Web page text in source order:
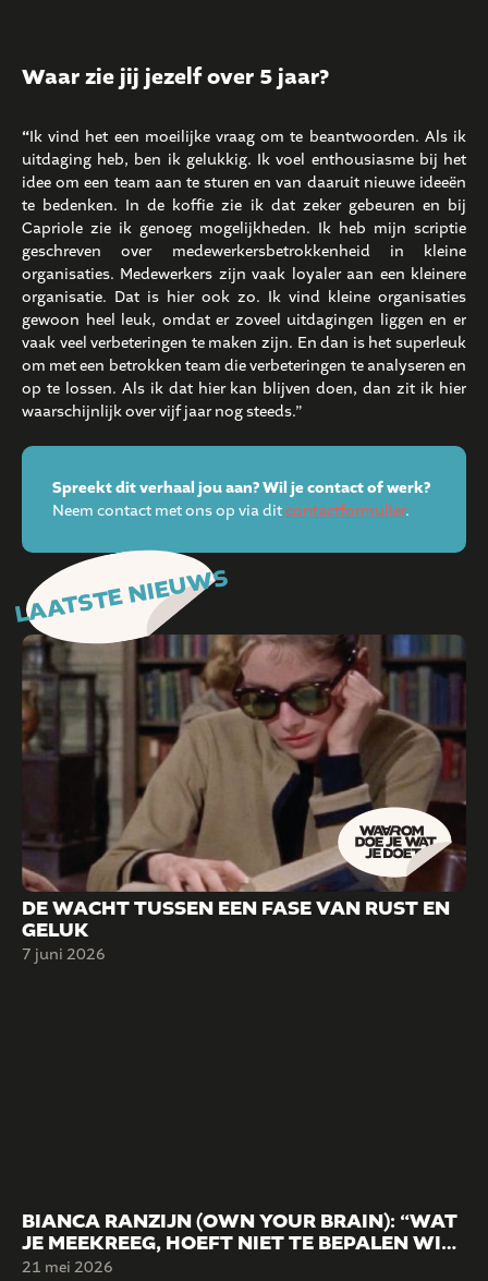
Waar zie jij jezelf over 5 jaar?
“Ik vind het een moeilijke vraag om te beantwoorden. Als ik
uitdaging heb, ben ik gelukkig. Ik voel enthousiasme bij het
idee om een team aan te sturen en van daaruit nieuwe ideeën
te bedenken. In de koffie zie ik dat zeker gebeuren en bij
Capriole zie ik genoeg mogelijkheden. Ik heb mijn scriptie
geschreven over medewerkersbetrokkenheid in kleine
organisaties. Medewerkers zijn vaak loyaler aan een kleinere
organisatie. Dat is hier ook zo. Ik vind kleine organisaties
gewoon heel leuk, omdat er zoveel uitdagingen liggen en er
vaak veel verbeteringen te maken zijn. En dan is het superleuk
om met een betrokken team die verbeteringen te analyseren en
op te lossen. Als ik dat hier kan blijven doen, dan zit ik hier
waarschijnlijk over vijf jaar nog steeds.”
Spreekt dit verhaal jou aan? Wil je contact of werk?
Neem contact met ons op via ditcontactformulier.
LAATSTE NIEUWS
DE WACHT TUSSEN EEN FASE VAN RUST EN
GELUK
7 juni 2026
BIANCA RANZIJN (OWN YOUR BRAIN): “WAT
JE MEEKREEG, HOEFT NIET TE BEPALEN WIE
JE WORDT.”
21 mei 2026